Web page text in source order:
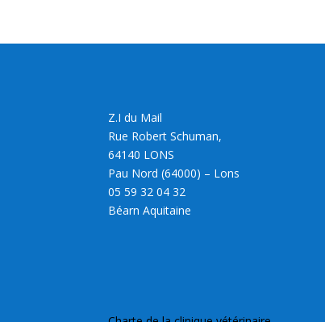
Z.I du Mail
Rue Robert Schuman,
64140 LONS
Pau Nord (64000) – Lons
05 59 32 04 32
Béarn Aquitaine